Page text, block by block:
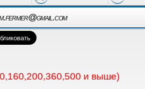
и выше)